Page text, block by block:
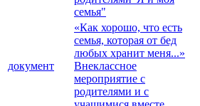
семья"
документ
«Как хорошо, что есть
семья, которая от бед
любых хранит меня...»
Внеклассное
мероприятие с
родителями и с